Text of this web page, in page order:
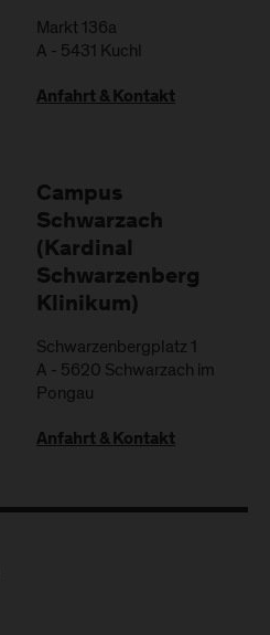
Markt 136a
A - 5431 Kuchl
Anfahrt & Kontakt
Campus
Schwarzach
(Kardinal
Schwarzenberg
Klinikum)
Schwarzenbergplatz 1
A - 5620 Schwarzach im
Pongau
Anfahrt & Kontakt